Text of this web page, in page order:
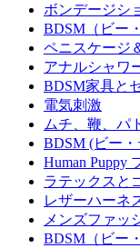
ボンデージシ
BDSM（ビー
ペニスケージ
アナルシャワ
BDSM家具と
電気刺激
ムチ、鞭、パ
BDSM (ビー
Human Puppy
ラテックスと
レザーハーネ
メンズファッ
BDSM（ビー